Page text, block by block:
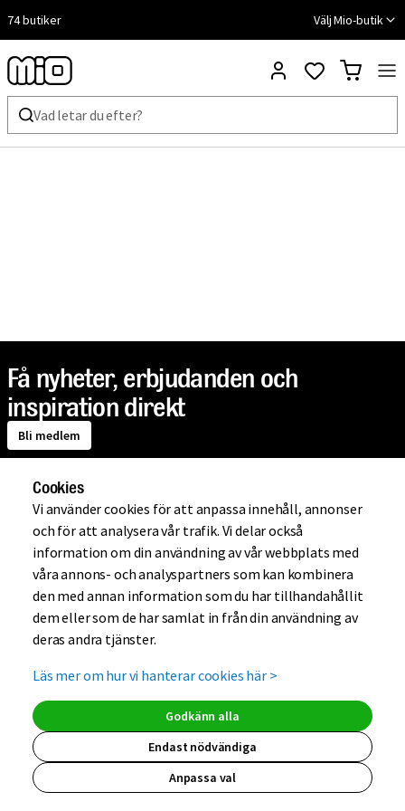
74 butiker Välj Mio-butik
Få nyheter, erbjudanden och
inspiration direkt
Bli medlem
Om Mio
Handla på Mio
Hjälp
Kundklubb
(extern länk,
(extern
(extern
Cookies
Vi använder cookies för att anpassa innehåll, annonser
och för att analysera vår trafik. Vi delar också
information om din användning av vår webbplats med
våra annons- och analyspartners som kan kombinera
den med annan information som du har tillhandahållit
dem eller som de har samlat in från din användning av
deras andra tjänster.
Läs mer om hur vi hanterar cookies här >
Anpassa val
Endast nödvändiga
Godkänn alla